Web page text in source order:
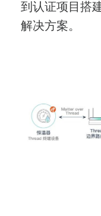
到认证项目搭
解决方案。